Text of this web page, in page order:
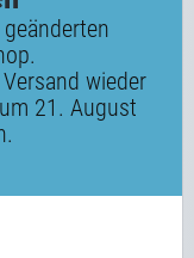
wieder
21. August